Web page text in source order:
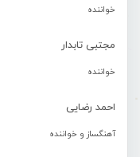
خواننده
مجتبی تابدار
خواننده
احمد رضایی
آهنگساز و خواننده